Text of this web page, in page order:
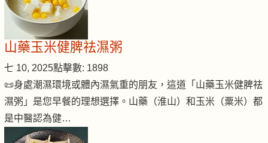
山藥玉米健脾祛濕粥
七 10, 2025點擊數: 1898
📜身處潮濕環境或體內濕氣重的朋友，這道「山藥玉米健脾祛
濕粥」是您早餐的理想選擇。山藥（淮山）和玉米（粟米）都
是中醫認為健…